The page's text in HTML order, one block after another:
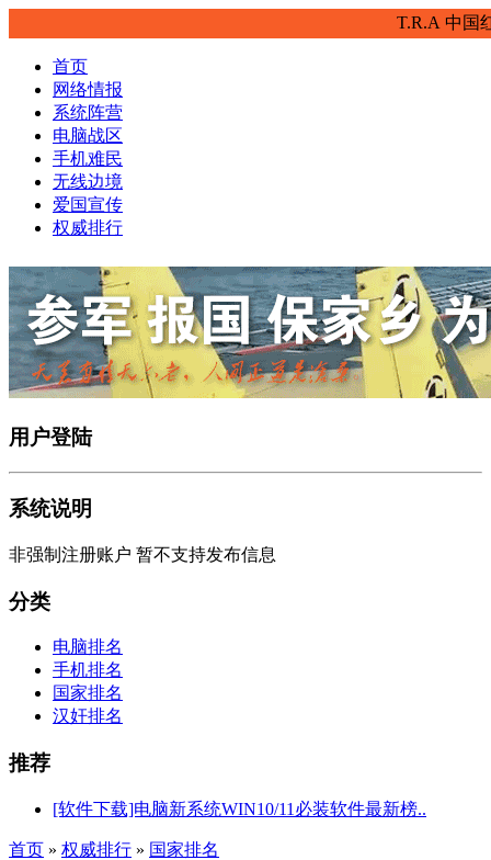
T.R.A 中国
首页
网络情报
系统阵营
电脑战区
手机难民
无线边境
爱国宣传
权威排行
用户登陆
系统说明
非强制注册账户 暂不支持发布信息
分类
电脑排名
手机排名
国家排名
汉奸排名
推荐
[软件下载]电脑新系统WIN10/11必装软件最新榜..
首页 » 权威排行 » 国家排名